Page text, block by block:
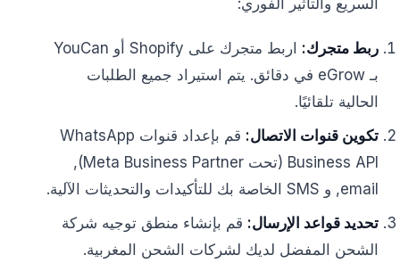
السريع والتأثير الفوري:
ربط متجرك:
اربط متجرك على Shopify أو YouCan
بـ eGrow في دقائق. يتم استيراد جميع الطلبات
الحالية تلقائيًا.
تكوين قنوات الاتصال:
قم بإعداد قنوات WhatsApp
Business API (تحت Meta Business Partner),
email, و SMS الخاصة بك للتأكيدات والتحديثات الآلية.
تحديد قواعد الإرسال: قم بإنشاء منطق توجيه شركة
الشحن المفضل لديك لشركات الشحن المغربية.